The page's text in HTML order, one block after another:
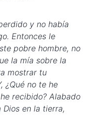
y no había
Entonces le
pobre hombre, no
la mía sobre la
mostrar tu
¿Qué no te he
recibido? Alabado
Dios en la tierra,